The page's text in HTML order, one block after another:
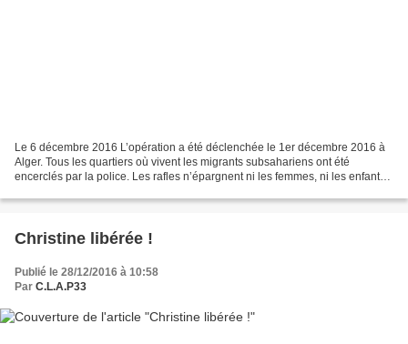
Le 6 décembre 2016 L’opération a été déclenchée le 1er décembre 2016 à
Alger. Tous les quartiers où vivent les migrants subsahariens ont été
encerclés par la police. Les rafles n’épargnent ni les femmes, ni les enfants.
Christine libérée !
Publié le 28/12/2016 à 10:58
Par C.L.A.P33